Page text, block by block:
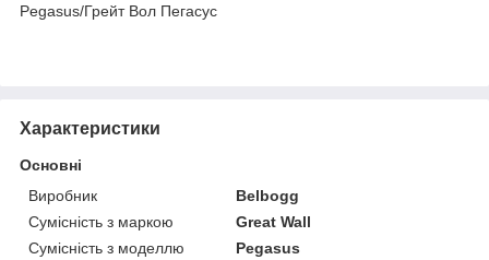
Pegasus/Грейт Вол Пегасус
Характеристики
Основні
Виробник
Belbogg
Сумісність з маркою
Great Wall
Сумісність з моделлю
Pegasus